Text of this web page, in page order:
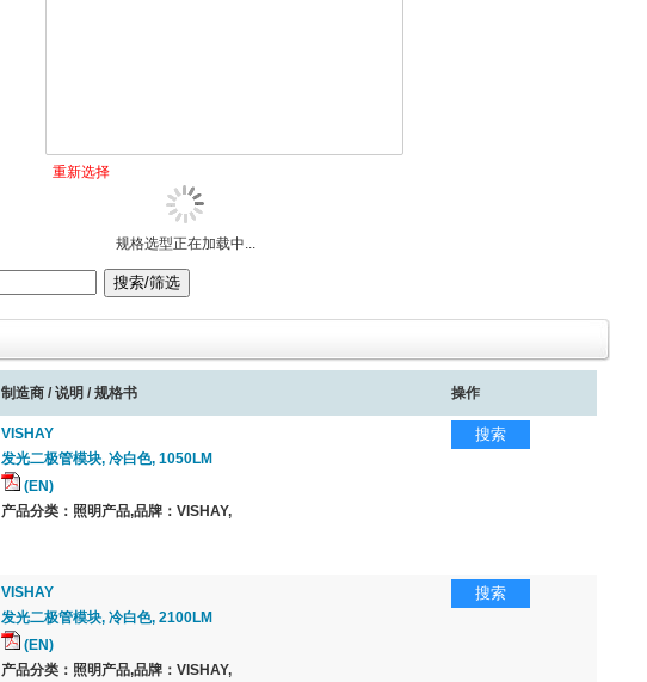
重新选择
规格选型正在加载中...
制造商 / 说明 / 规格书 操作
VISHAY
发光二极管模块, 冷白色, 1050LM
(EN)
产品分类：照明产品,品牌：VISHAY,
搜索
VISHAY
发光二极管模块, 冷白色, 2100LM
(EN)
产品分类：照明产品,品牌：VISHAY,
搜索